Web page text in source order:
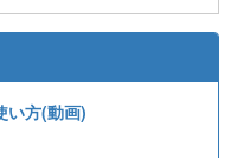
い方(動画)